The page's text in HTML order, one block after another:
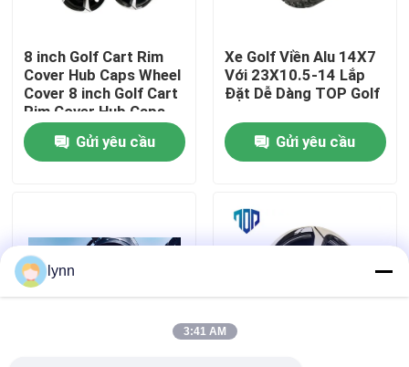
Tham quan nhà máy
Kiểm soát chất lượng
Liên hệ chúng tôi
Gương bên xe gôn
Vỏ bánh xe Golf Cart
8 inch Golf Cart Rim
Cover Hub Caps Wheel
Cover 8 inch Golf Cart
Rim Cover Hub Caps
Wheel Cover
Gửi yêu cầu
Xe Golf Viền Alu 14X7
Với 23X10.5-14 Lắp
Đặt Dễ Dàng TOP Golf
Gửi yêu cầu
lynn
3:41 AM